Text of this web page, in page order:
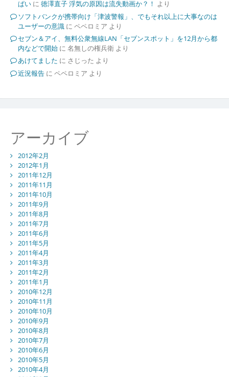
ぱいに 徳澤直子 浮気の原因は流失動画か？！ より
ソフトバンクが携帯向け「津波警報」、でもそれ以上に大事なのは
ユーザーの意識に ペペロミア より
セブン＆アイ、無料公衆無線LAN「セブンスポット」を12月から都
内などで開始に 名無しの権兵衛より
あけてました に さじった より
近況報告に ペペロミア より
アーカイブ
2012年2月
2012年1月
2011年12月
2011年11月
2011年10月
2011年9月
2011年8月
2011年7月
2011年6月
2011年5月
2011年4月
2011年3月
2011年2月
2011年1月
2010年12月
2010年11月
2010年10月
2010年9月
2010年8月
2010年7月
2010年6月
2010年5月
2010年4月